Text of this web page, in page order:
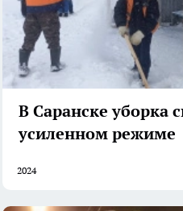
В Саранске уборка
усиленном режиме
2024